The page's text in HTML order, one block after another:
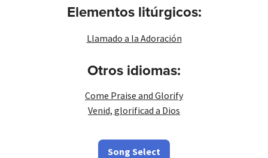
Elementos litúrgicos:
Llamado a la Adoración
Otros idiomas:
Come Praise and Glorify
Venid, glorificad a Dios
Song Select